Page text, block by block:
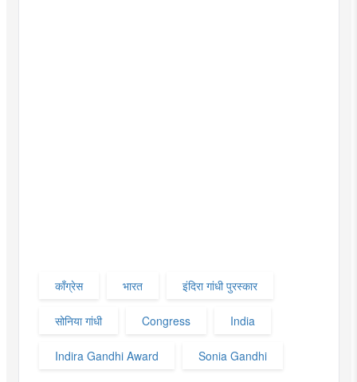
काँग्रेस भारत इंदिरा गांधी पुरस्कार
सोनिया गांधी Congress India
Indira Gandhi Award Sonia Gandhi